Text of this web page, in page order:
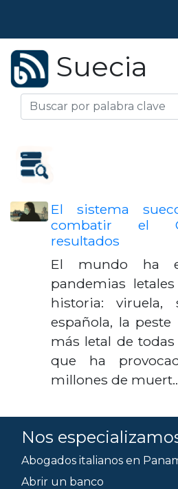
Suecia
El sistema
combatir el
resultados
El mundo ha
pandemias
historia: viruela,
española, la peste
más letal de
que ha
millones de
Nos
Abogados italianos en
Abrir un banco